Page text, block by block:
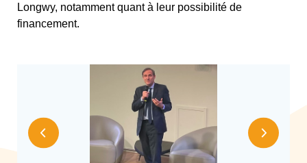
Longwy, notamment quant à leur possibilité de
financement.